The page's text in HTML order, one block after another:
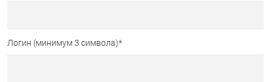
Логин (минимум 3 символа)*